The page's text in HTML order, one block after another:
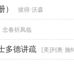
） 彼得·沃森
念春祈凤临
多德讲疏 [美]列奥·施